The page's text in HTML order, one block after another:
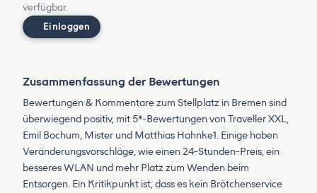
verfügbar.
Einloggen
Zusammenfassung der Bewertungen
Bewertungen & Kommentare zum Stellplatz in Bremen sind
überwiegend positiv, mit 5*-Bewertungen von Traveller XXL,
Emil Bochum, Mister und Matthias Hahnke1. Einige haben
Veränderungsvorschläge, wie einen 24-Stunden-Preis, ein
besseres WLAN und mehr Platz zum Wenden beim
Entsorgen. Ein Kritikpunkt ist, dass es kein Brötchenservice